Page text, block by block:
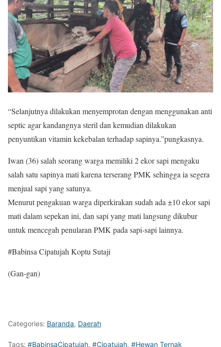
“Selanjutnya dilakukan menyemprotan dengan menggunakan anti
septic agar kandangnya steril dan kemudian dilakukan
penyuntikan vitamin kekebalan terhadap sapinya.”pungkasnya.
Iwan (36) salah seorang warga memiliki 2 ekor sapi mengaku
salah satu sapinya mati karena terserang PMK sehingga ia segera
menjual sapi yang satunya.
Menurut pengakuan warga diperkirakan sudah ada ±10 ekor sapi
mati dalam sepekan ini, dan sapi yang mati langsung dikubur
untuk mencegah penularan PMK pada sapi-sapi lainnya.
#Babinsa Cipatujah Koptu Sutaji
(Gan-gan)
Categories: Baranda, Daerah
Tags: #BabinsaCipatujah, #Cipatujah, #Hewan Ternak